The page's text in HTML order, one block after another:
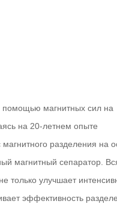
помощью магнитных сил на
на 20-летнем опыте
разделения на
магнитный сепаратор.
только улучшает
эффективность